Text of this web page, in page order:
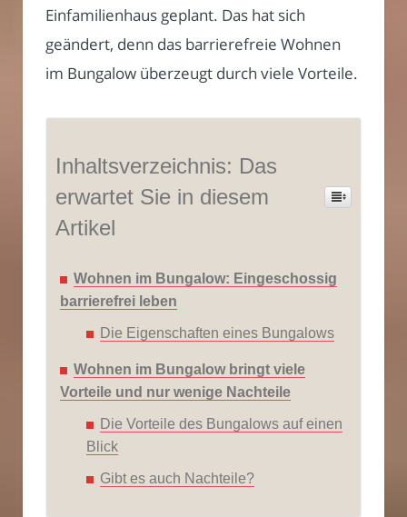
Einfamilienhaus geplant. Das hat sich
geändert, denn das barrierefreie Wohnen
im Bungalow überzeugt durch viele Vorteile.
Inhaltsverzeichnis: Das
erwartet Sie in diesem
Artikel
Wohnen im Bungalow: Eingeschossig
barrierefrei leben
Die Eigenschaften eines Bungalows
Wohnen im Bungalow bringt viele
Vorteile und nur wenige Nachteile
Die Vorteile des Bungalows auf einen
Blick
Gibt es auch Nachteile?